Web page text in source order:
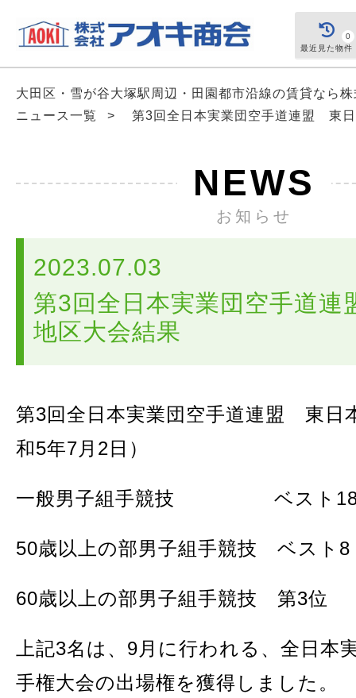
最近見た物件
0
大田区・雪が谷大塚駅周辺・田園都市沿線の賃貸なら
ニュース一覧
> 第3回全日本実業団空手道連盟 東
NEWS
お知らせ
2023.07.03
第3回全日本実業団空手道
地区大会結果
第3回全日本実業団空手道連盟 東日
和5年7月2日）
一般男子組手競技 ベスト
50歳以上の部男子組手競技 ベス
60歳以上の部男子組手競技 第3
上記3名は、9月に行われる、全日本
手権大会の出場権を獲得しました。